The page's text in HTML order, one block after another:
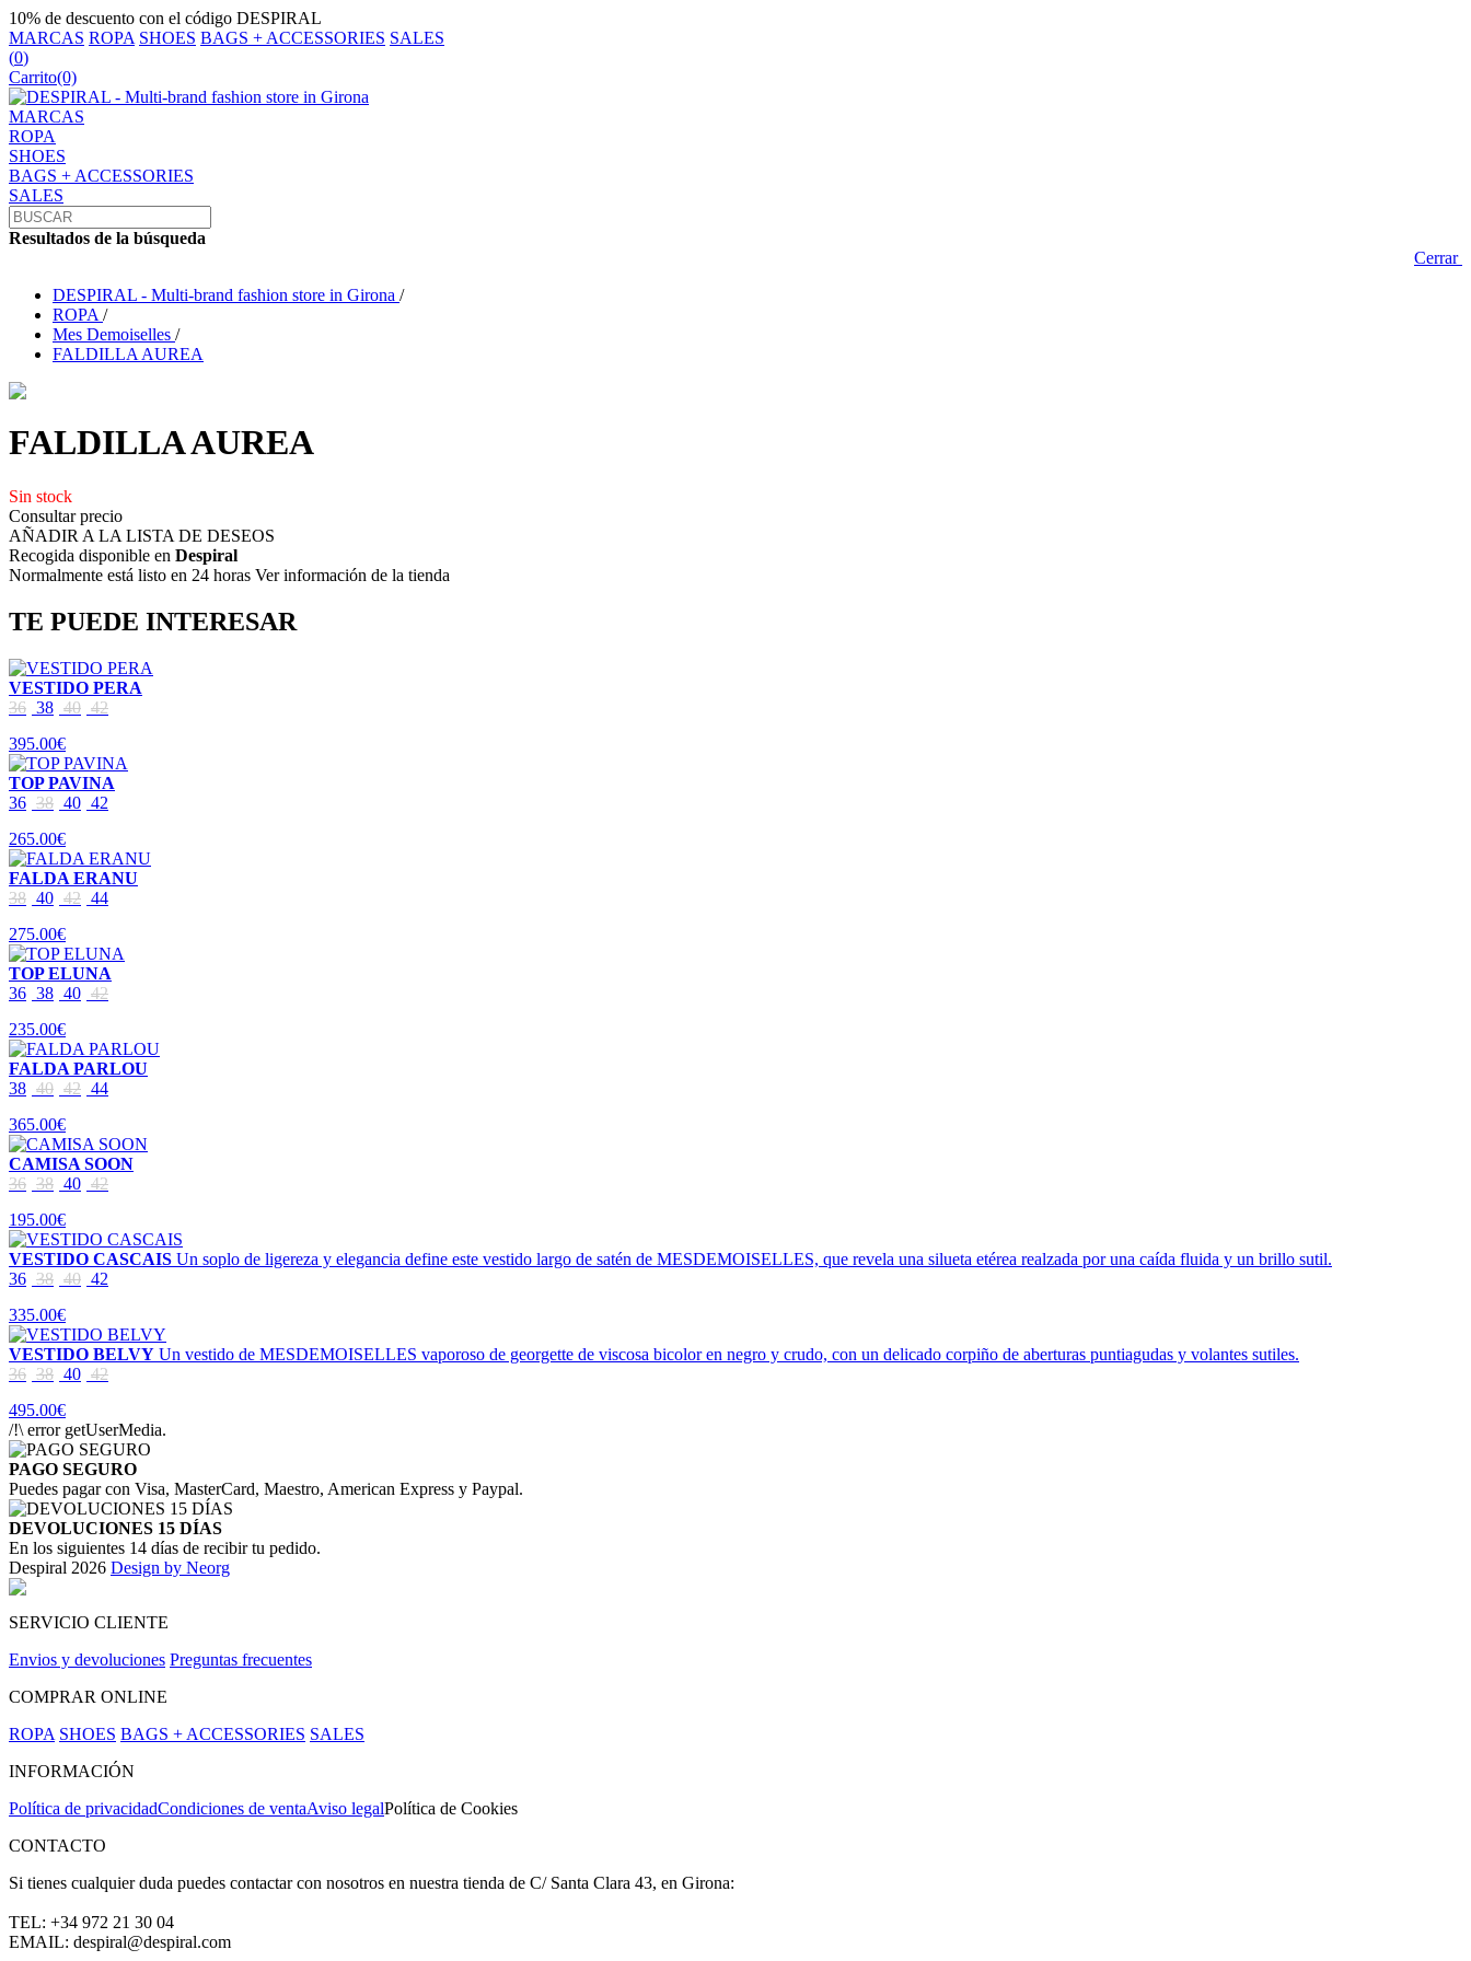
10% de descuento con el código DESPIRAL
MARCAS ROPA SHOES BAGS + ACCESSORIES SALES
(0)
Carrito(0)
MARCAS
ROPA
SHOES
BAGS + ACCESSORIES
SALES
Resultados de la búsqueda
Cerrar
DESPIRAL - Multi-brand fashion store in Girona /
ROPA /
Mes Demoiselles /
FALDILLA AUREA
FALDILLA AUREA
Sin stock
Consultar precio
AÑADIR A LA LISTA DE DESEOS
Recogida disponible en Despiral
Normalmente está listo en 24 horas Ver información de la tienda
TE PUEDE INTERESAR
VESTIDO PERA
36 38 40 42
395.00€
TOP PAVINA
36 38 40 42
265.00€
FALDA ERANU
38 40 42 44
275.00€
TOP ELUNA
36 38 40 42
235.00€
FALDA PARLOU
38 40 42 44
365.00€
CAMISA SOON
36 38 40 42
195.00€
VESTIDO CASCAIS Un soplo de ligereza y elegancia define este vestido largo de satén de MESDEMOISELLES, que revela una silueta etérea realzada por una caída fluida y un brillo sutil.
36 38 40 42
335.00€
VESTIDO BELVY Un vestido de MESDEMOISELLES vaporoso de georgette de viscosa bicolor en negro y crudo, con un delicado corpiño de aberturas puntiagudas y volantes sutiles.
36 38 40 42
495.00€
/!\ error getUserMedia.
PAGO SEGURO
Puedes pagar con Visa, MasterCard, Maestro, American Express y Paypal.
DEVOLUCIONES 15 DÍAS
En los siguientes 14 días de recibir tu pedido.
Despiral 2026 Design by Neorg
SERVICIO CLIENTE
Envios y devoluciones Preguntas frecuentes
COMPRAR ONLINE
ROPA SHOES BAGS + ACCESSORIES SALES
INFORMACIÓN
Política de privacidadCondiciones de ventaAviso legalPolítica de Cookies
CONTACTO
Si tienes cualquier duda puedes contactar con nosotros en nuestra tienda de C/ Santa Clara 43, en Girona:
TEL: +34 972 21 30 04
EMAIL: despiral@despiral.com